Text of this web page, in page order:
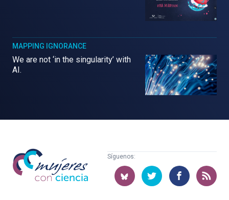
MAPPING IGNORANCE
We are not ‘in the singularity’ with
AI.
Mujeres
con
ciencia
Síguenos: